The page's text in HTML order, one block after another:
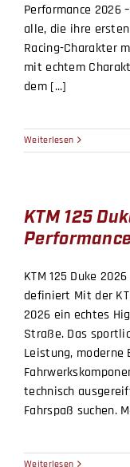
Performance 2026
alle, die ihre
Racing-Charakter
mit echtem
dem [...]
Weiterlesen
KTM 125
KTM 125 Duke
definiert Mit der
2026 ein echtes
Straße. Das
Leistung, moderne
technisch
Fahrspaß suchen.
Weiterlesen